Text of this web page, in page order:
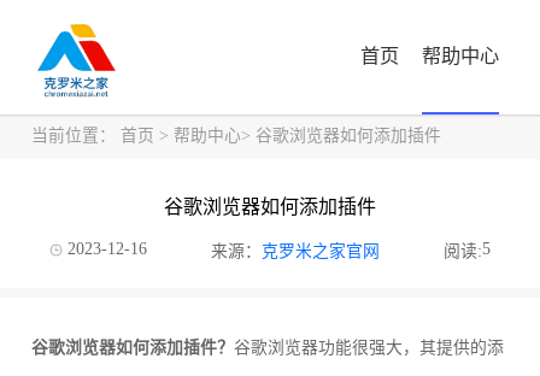
首页 帮助中心
当前位置： 首页 > 帮助中心> 谷歌浏览器如何添加插件
谷歌浏览器如何添加插件
2023-12-16 来源： 克罗米之家官网 阅读:5
谷歌浏览器如何添加插件？ 谷歌浏览器功能很强大，其提供的添